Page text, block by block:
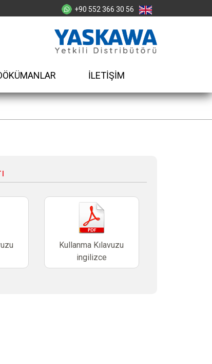
+90 552 366 30 56
İLETİŞİM
Kullanma Kılavuzu
ingilizce